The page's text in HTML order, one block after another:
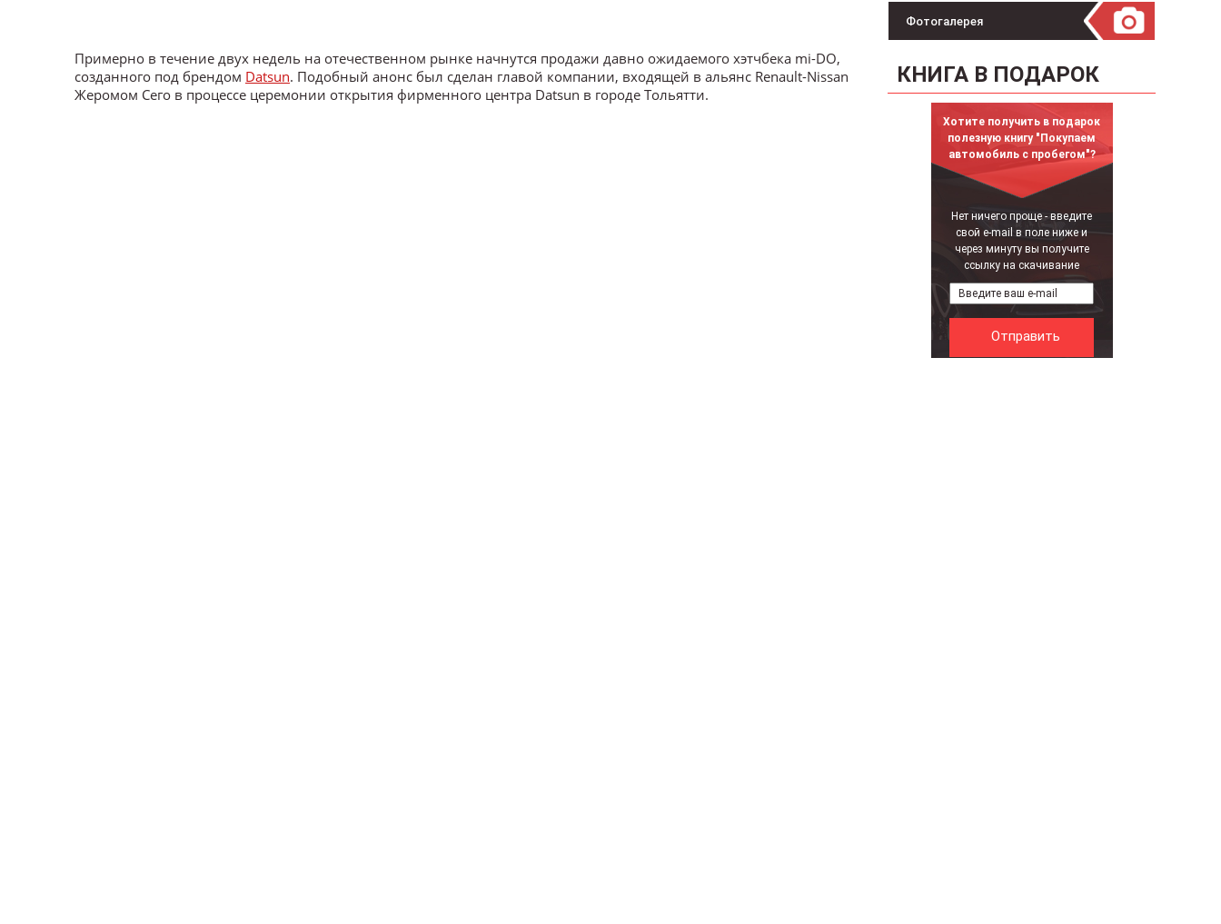
Фотогалерея
КНИГА В ПОДАРОК
Хотите получить в подарок
полезную книгу "Покупаем
автомобиль с пробегом"?
Нет ничего проще - введите
свой e-mail в поле ниже и
через минуту вы получите
ссылку на скачивание
Примерно в течение двух недель на отечественном рынке начнутся продажи давно ожидаемого хэтчбека mi-DO,
созданного под брендом Datsun. Подобный анонс был сделан главой компании, входящей в альянс Renault-Nissan
Жеромом Сего в процессе церемонии открытия фирменного центра Datsun в городе Тольятти.